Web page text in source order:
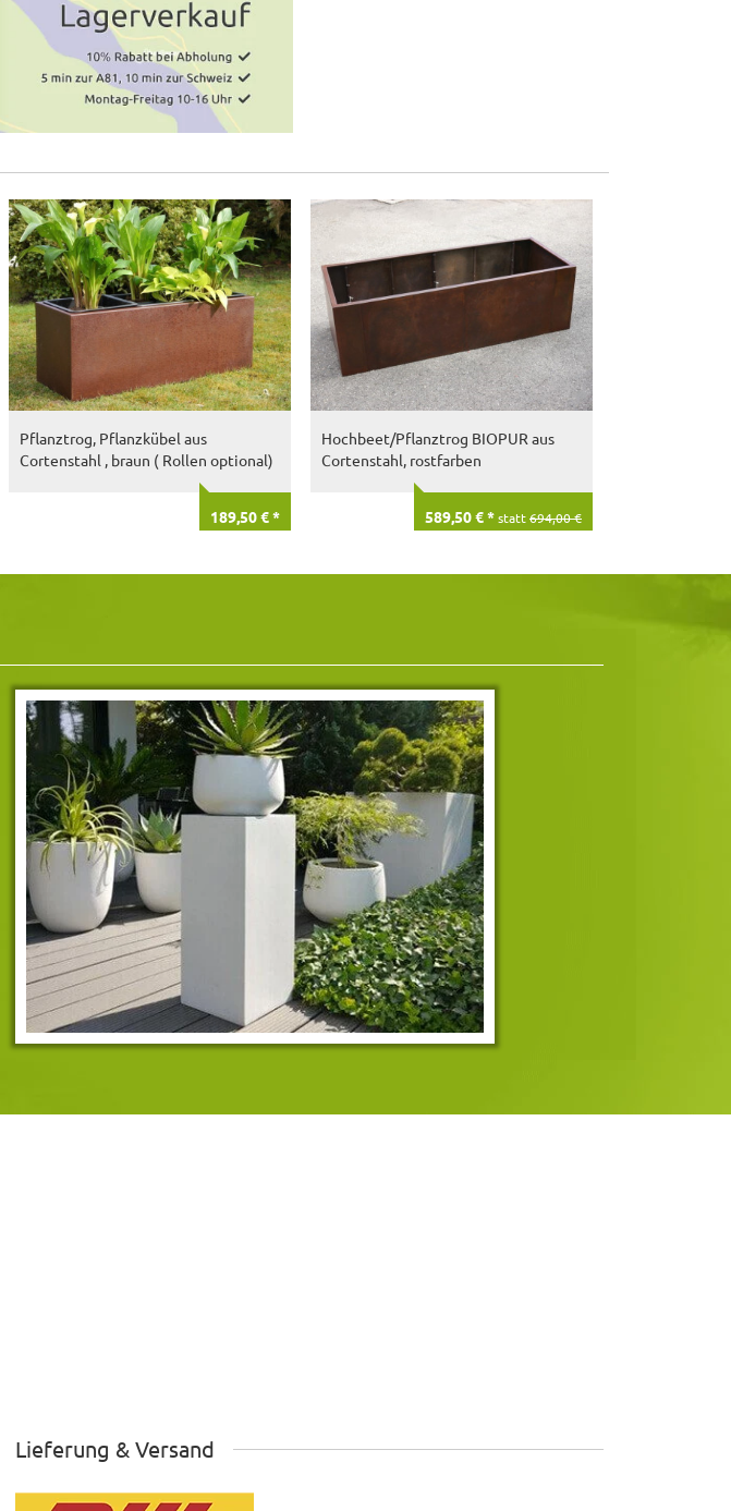
Pflanztrog, Pflanzkübel aus
Cortenstahl , braun ( Rollen optional)
189,50 € *
Hochbeet/Pflanztrog BIOPUR aus
Cortenstahl, rostfarben
589,50 € *statt694,00 €
Lieferung & Versand